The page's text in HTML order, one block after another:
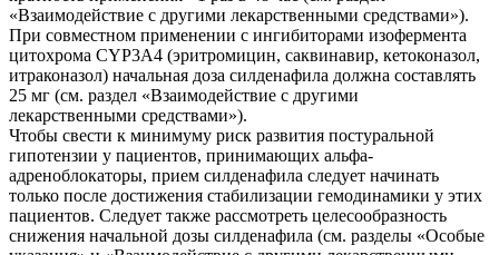
«Взаимодействие с другими лекарственными средствами»).
При совместном применении с ингибиторами изофермента
цитохрома CYP3A4 (эритромицин, саквинавир, кетоконазол,
итраконазол) начальная доза силденафила должна составлять
25 мг (см. раздел «Взаимодействие с другими
лекарственными средствами»).
Чтобы свести к минимуму риск развития постуральной
гипотензии у пациентов, принимающих альфа-
адреноблокаторы, прием силденафила следует начинать
только после достижения стабилизации гемодинамики у этих
пациентов. Следует также рассмотреть целесообразность
снижения начальной дозы силденафила (см. разделы «Особые